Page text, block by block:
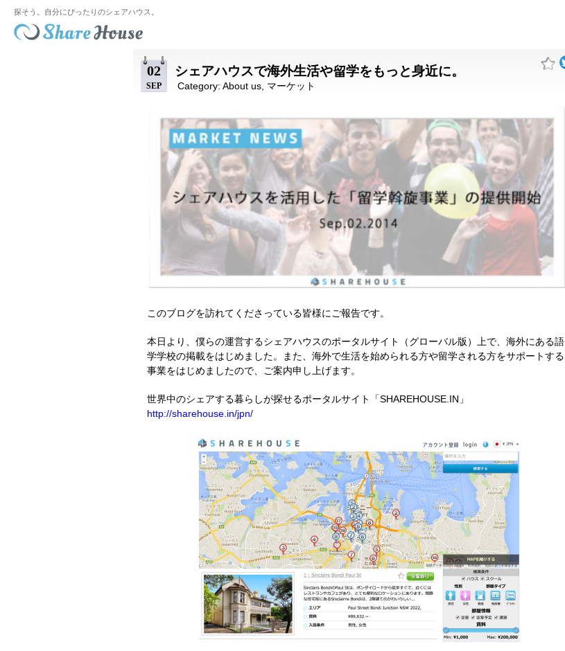
探そう。自分にぴったりのシェアハウス。
02
SEP
シェアハウスで海外生活や留学をもっと身近に。
Category: About us マーケット
このブログを訪れてくださっている皆様にご報告です。
本日より、僕らの運営するシェアハウスのポータルサイト（グローバル版）上で、海外にある語
学学校の掲載をはじめました。また、海外で生活を始められる方や留学される方をサポートする
事業をはじめましたので、ご案内申し上げます。
世界中のシェアする暮らしが探せるポータルサイト「SHAREHOUSE.IN」
http://sharehouse.in/jpn/